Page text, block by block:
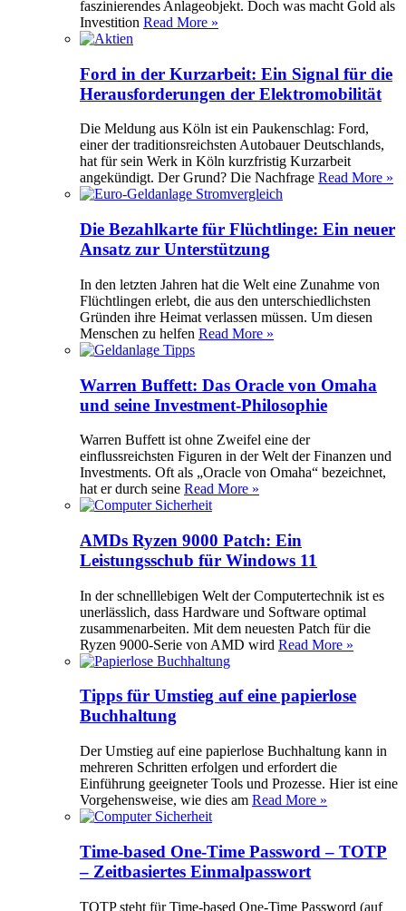
faszinierendes Anlageobjekt. Doch was macht Gold als
Investition Read More »
Ford in der Kurzarbeit: Ein Signal für die
Herausforderungen der Elektromobilität
Die Meldung aus Köln ist ein Paukenschlag: Ford,
einer der traditionsreichsten Autobauer Deutschlands,
hat für sein Werk in Köln kurzfristig Kurzarbeit
angekündigt. Der Grund? Die Nachfrage Read More »
Die Bezahlkarte für Flüchtlinge: Ein neuer
Ansatz zur Unterstützung
In den letzten Jahren hat die Welt eine Zunahme von
Flüchtlingen erlebt, die aus den unterschiedlichsten
Gründen ihre Heimat verlassen müssen. Um diesen
Menschen zu helfen Read More »
Warren Buffett: Das Oracle von Omaha
und seine Investment-Philosophie
Warren Buffett ist ohne Zweifel eine der
einflussreichsten Figuren in der Welt der Finanzen und
Investments. Oft als „Oracle von Omaha“ bezeichnet,
hat er durch seine Read More »
AMDs Ryzen 9000 Patch: Ein
Leistungsschub für Windows 11
In der schnelllebigen Welt der Computertechnik ist es
unerlässlich, dass Hardware und Software optimal
zusammenarbeiten. Mit dem neuesten Patch für die
Ryzen 9000-Serie von AMD wird Read More »
Tipps für Umstieg auf eine papierlose
Buchhaltung
Der Umstieg auf eine papierlose Buchhaltung kann in
mehreren Schritten erfolgen und erfordert die
Einführung geeigneter Tools und Prozesse. Hier ist eine
Vorgehensweise, wie dies am Read More »
Time-based One-Time Password – TOTP
– Zeitbasiertes Einmalpasswort
TOTP steht für Time-based One-Time Password (auf